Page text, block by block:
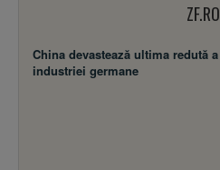
ZF.RO
China devastează ultima redută a
industriei germane